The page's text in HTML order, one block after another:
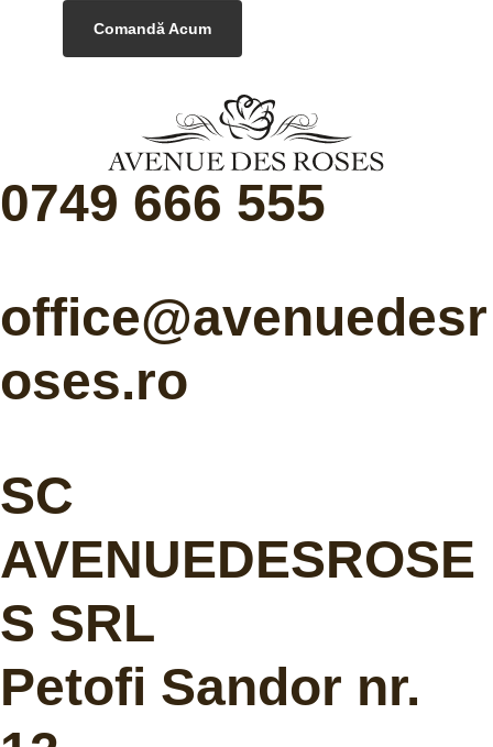
Comandă Acum
0749 666 555
office@avenuedesr
oses.ro
SC
AVENUEDESROSE
S SRL
Petofi Sandor nr.